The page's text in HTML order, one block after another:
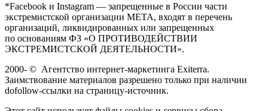
*Facebook и Instagram — запрещенные в России части
экстремистской организации META, входят в перечень
организаций, ликвидированных или запрещенных
по основаниям ФЗ «О ПРОТИВОДЕЙСТВИИ
ЭКСТРЕМИСТСКОЙ ДЕЯТЕЛЬНОСТИ».
2000- © Агентство интернет-маркетинга Exiterra.
Заимствование материалов разрешено только при наличии
dofollow-ссылки на страницу-источник.